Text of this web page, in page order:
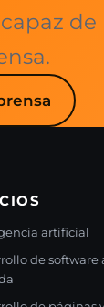
artificial
de software